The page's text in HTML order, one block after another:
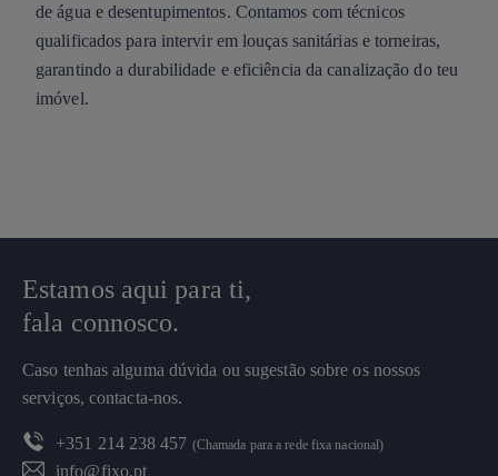
de água e desentupimentos. Contamos com técnicos
qualificados para intervir em louças sanitárias e torneiras,
garantindo a durabilidade e eficiência da canalização do teu
imóvel.
Estamos aqui para ti,
fala connosco.
Caso tenhas alguma dúvida ou sugestão sobre os nossos
serviços, contacta-nos.
+351 214 238 457 (Chamada para a rede fixa nacional)
info@fixo.pt